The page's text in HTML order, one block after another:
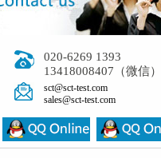
020-6269 1393
13418008407（微信）
sct@sct-test.com
sales@sct-test.com